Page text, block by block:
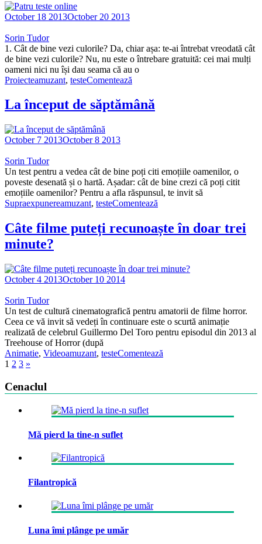
October 18 2013October 20 2013
Sorin Tudor
1. Cât de bine vezi culorile? Da, chiar așa: te-ai întrebat vreodată cât
de bine vezi culorile? Nu, nu este o întrebare gratuită: cei mai mulți
oameni nici nu își dau seama că au o
Proiecteamuzant, testeComentează
La început de săptămână
October 7 2013October 8 2013
Sorin Tudor
Un test pentru a vedea cât de bine poți citi emoțiile oamenilor, o
poveste desenată și o hartă. Așadar: cât de bine crezi că poți citit
emoțiile oamenilor? Pentru a afla răspunsul, te invit să
Supraexpunereamuzant, testeComentează
Câte filme puteți recunoaște în doar trei
minute?
October 4 2013October 10 2014
Sorin Tudor
Un test de cultură cinematografică pentru amatorii de filme horror.
Ceea ce vă invit să vedeți în continuare este o scurtă animație
realizată de celebrul Guillermo Del Toro pentru episodul din 2013 al
Treehouse of Horror (după
Animatie, Videoamuzant, testeComentează
1 2 3 »
Cenaclul
Mă pierd la tine-n suflet
Filantropică
Luna îmi plânge pe umăr